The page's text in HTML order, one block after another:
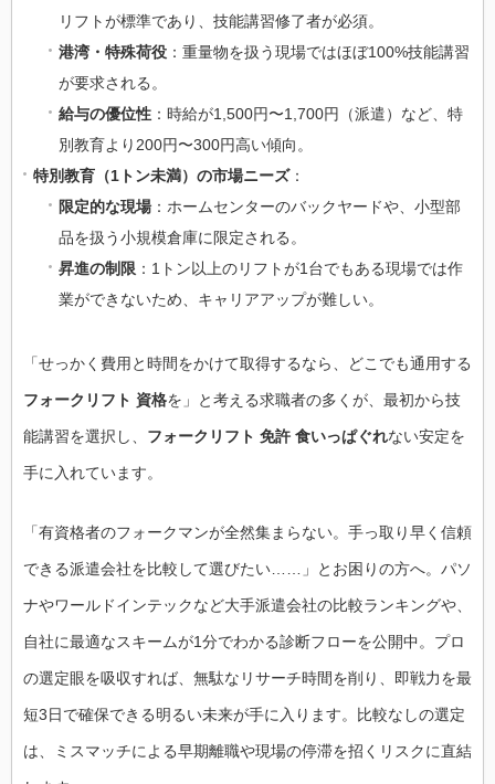
リフトが標準であり、技能講習修了者が必須。
港湾・特殊荷役 ：重量物を扱う現場ではほぼ100%技能講習
が要求される。
給与の優位性 ：時給が1,500円〜1,700円（派遣）など、特
別教育より200円〜300円高い傾向。
特別教育（1トン未満）の市場ニーズ：
限定的な現場：ホームセンターのバックヤードや、小型部
品を扱う小規模倉庫に限定される。
昇進の制限 ：1トン以上のリフトが1台でもある現場では作
業ができないため、キャリアアップが難しい。
「せっかく費用と時間をかけて取得するなら、どこでも通用する
フォークリフト 資格を」と考える求職者の多くが、最初から技
能講習を選択し、 フォークリフト 免許 食いっぱぐれない安定を
手に入れています。
「有資格者のフォークマンが全然集まらない。手っ取り早く信頼
できる派遣会社を比較して選びたい……」とお困りの方へ。パソ
ナやワールドインテックなど大手派遣会社の比較ランキングや、
自社に最適なスキームが1分でわかる診断フローを公開中。プロ
の選定眼を吸収すれば、無駄なリサーチ時間を削り、即戦力を最
短3日で確保できる明るい未来が手に入ります。比較なしの選定
は、ミスマッチによる早期離職や現場の停滞を招くリスクに直結